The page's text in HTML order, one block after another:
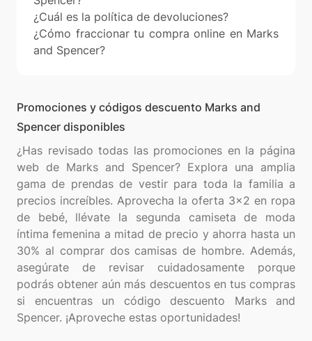
¿Cuál es la política de devoluciones?
¿Cómo fraccionar tu compra online en Marks
and Spencer?
Promociones y códigos descuento Marks and
Spencer disponibles
¿Has revisado todas las promociones en la página
web de Marks and Spencer? Explora una amplia
gama de prendas de vestir para toda la familia a
precios increíbles. Aprovecha la oferta 3x2 en ropa
de bebé, llévate la segunda camiseta de moda
íntima femenina a mitad de precio y ahorra hasta un
30% al comprar dos camisas de hombre. Además,
asegúrate de revisar cuidadosamente porque
podrás obtener aún más descuentos en tus compras
si encuentras un código descuento Marks and
Spencer. ¡Aproveche estas oportunidades!